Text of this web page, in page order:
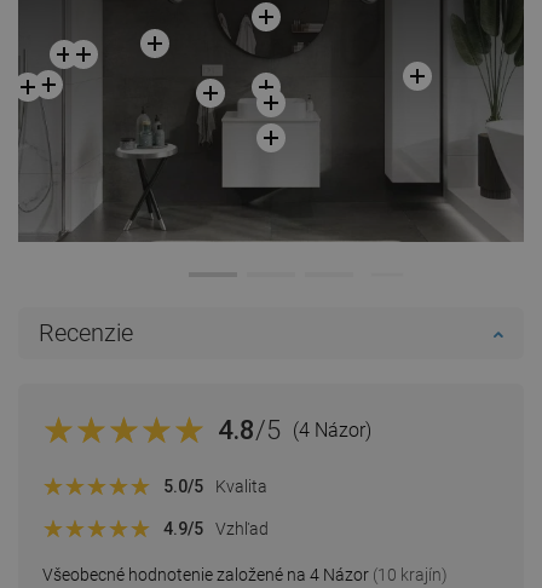
Recenzie
4.8/5 (4 Názor)
Všeobecné hodnotenie založené na 4 Názor (10 krajín)
5.0/5 Kvalita
4.9/5 Vzhľad